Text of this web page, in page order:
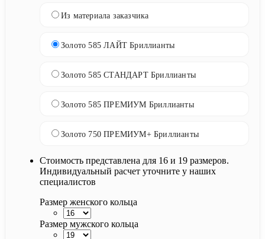
Из материала заказчика
Золото 585 ЛАЙТ Бриллианты
Золото 585 СТАНДАРТ Бриллианты
Золото 585 ПРЕМИУМ Бриллианты
Золото 750 ПРЕМИУМ+ Бриллианты
Стоимость представлена для 16 и 19 размеров.
Индивидуальный расчет уточните у наших
специалистов
Размер женского кольца
Размер мужского кольца